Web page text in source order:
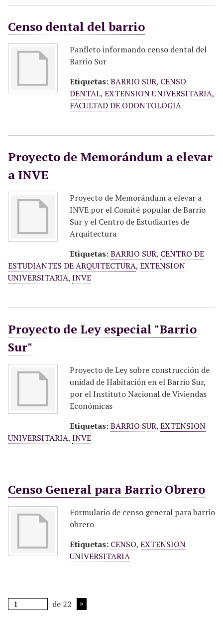
Censo dental del barrio
Panfleto informando censo dental del
Barrio Sur
Etiquetas:BARRIO SUR, CENSO
DENTAL, EXTENSION UNIVERSITARIA,
FACULTAD DE ODONTOLOGIA
Proyecto de Memorándum a elevar
a INVE
Proyecto de Memorándum a elevar a
INVE por el Comité popular de Barrio
Sur y el Centro de Estudiantes de
Arquitectura
Etiquetas:BARRIO SUR, CENTRO DE
ESTUDIANTES DE ARQUITECTURA, EXTENSION
UNIVERSITARIA, INVE
Proyecto de Ley especial "Barrio
Sur"
Proyecto de Ley sobre construcción de
unidad de Habitación en el Barrio Sur,
por el Instituto Nacional de Viviendas
Económicas
Etiquetas:BARRIO SUR, EXTENSION
UNIVERSITARIA, INVE
Censo General para Barrio Obrero
Formulario de censo general para barrio
obrero
Etiquetas: CENSO, EXTENSION
UNIVERSITARIA
de 22